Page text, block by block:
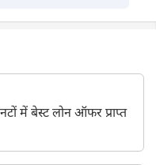
में बेस्ट लोन ऑफर प्राप्त